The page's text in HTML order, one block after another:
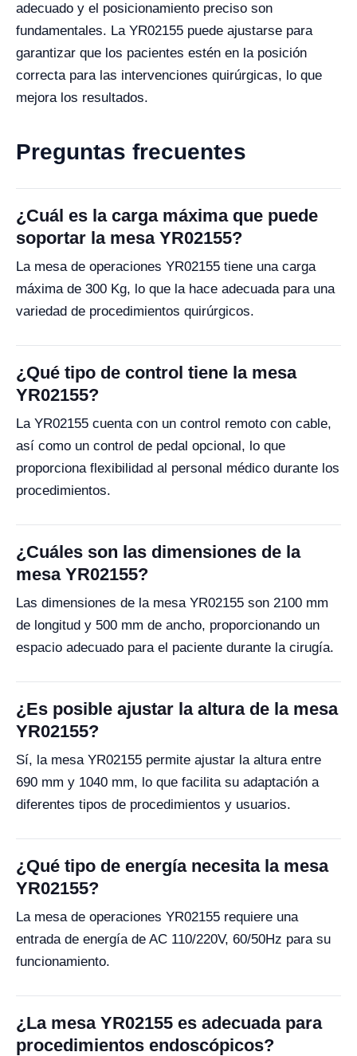
adecuado y el posicionamiento preciso son
fundamentales. La YR02155 puede ajustarse para
garantizar que los pacientes estén en la posición
correcta para las intervenciones quirúrgicas, lo que
mejora los resultados.
Preguntas frecuentes
¿Cuál es la carga máxima que puede
soportar la mesa YR02155?
La mesa de operaciones YR02155 tiene una carga
máxima de 300 Kg, lo que la hace adecuada para una
variedad de procedimientos quirúrgicos.
¿Qué tipo de control tiene la mesa
YR02155?
La YR02155 cuenta con un control remoto con cable,
así como un control de pedal opcional, lo que
proporciona flexibilidad al personal médico durante los
procedimientos.
¿Cuáles son las dimensiones de la
mesa YR02155?
Las dimensiones de la mesa YR02155 son 2100 mm
de longitud y 500 mm de ancho, proporcionando un
espacio adecuado para el paciente durante la cirugía.
¿Es posible ajustar la altura de la mesa
YR02155?
Sí, la mesa YR02155 permite ajustar la altura entre
690 mm y 1040 mm, lo que facilita su adaptación a
diferentes tipos de procedimientos y usuarios.
¿Qué tipo de energía necesita la mesa
YR02155?
La mesa de operaciones YR02155 requiere una
entrada de energía de AC 110/220V, 60/50Hz para su
funcionamiento.
¿La mesa YR02155 es adecuada para
procedimientos endoscópicos?